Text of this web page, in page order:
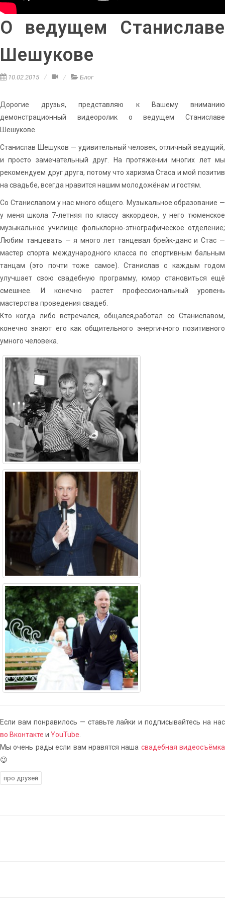
О ведущем Станиславе
Шешукове
10.02.2015 Блог
Дорогие друзья, представляю к Вашему вниманию
демонстрационный видеоролик о ведущем Станиславе
Шешукове.
Станислав Шешуков — удивительный человек, отличный ведущий,
и просто замечательный друг. На протяжении многих лет мы
рекомендуем друг друга, потому что харизма Стаса и мой позитив
на свадьбе, всегда нравится нашим молодожёнам и гостям.
Со Станиславом у нас много общего. Музыкальное образование —
у меня школа 7-летняя по классу аккордеон, у него тюменское
музыкальное училище фольклорно-этнографическое отделение;
Любим танцевать — я много лет танцевал брейк-данс и Стас —
мастер спорта международного класса по спортивным бальным
танцам (это почти тоже самое). Станислав с каждым годом
улучшает свою свадебную программу, юмор становиться ещё
смешнее. И конечно растет профессиональный уровень
мастерства проведения свадеб.
Кто когда либо встречался, общался,работал со Станиславом,
конечно знают его как общительного энергичного позитивного
умного человека.
Если вам понравилось — ставьте лайки и подписывайтесь на нас
во Вконтакте и YouTube
Мы очень рады если вам нравятся наша свадебная видеосъёмка
😉
про друзей